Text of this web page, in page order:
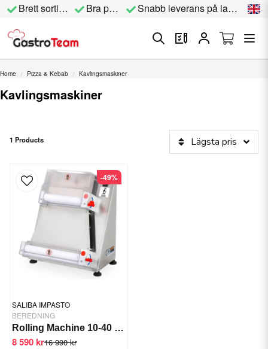
Brett sortiment Bra priser Snabb leverans på lagervara
Home Pizza & Kebab Kavlingsmaskiner
Kavlingsmaskiner
1 Products Lägsta pris
SALIBA IMPASTO
BEREDNING
Rolling Machine 10-40 cm
16 990 kr
8 590 kr
-49%